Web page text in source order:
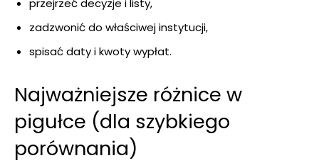
przejrzeć decyzje i listy,
zadzwonić do właściwej instytucji,
spisać daty i kwoty wypłat.
Najważniejsze różnice w
pigułce (dla szybkiego
porównania)